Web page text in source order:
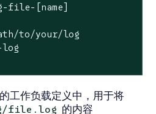
file-[name]
to/your/log
log
工作负载定义中，用于将
file.log 的内容